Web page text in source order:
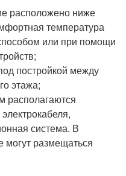
расположено ниже
температура
или при помощи
постройкой между
этажа;
располагаются
система. В
могут размещаться